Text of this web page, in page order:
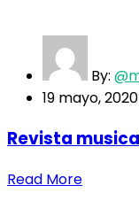
By:
19 mayo, 2020
Revista
Read More